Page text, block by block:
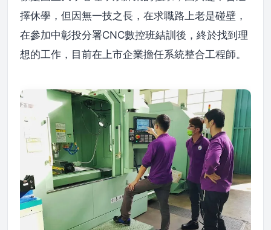
擇休學，但因無一技之長，在求職路上老是碰壁，
在參加中彰投分署CNC數控班結訓後，終於找到理
想的工作，目前在上市企業擔任系統整合工程師。